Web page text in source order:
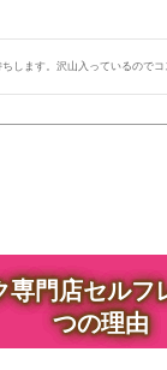
します。沢山入っているのでコ
専門店セルフ
つの理由